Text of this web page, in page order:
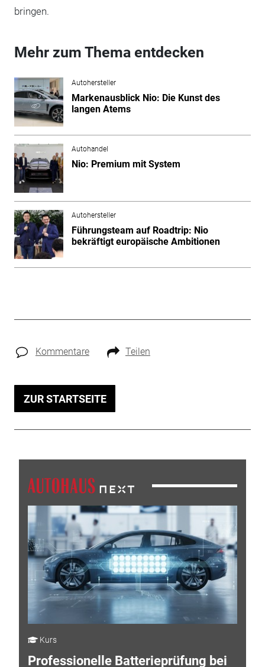
bringen.
Mehr zum Thema entdecken
Autohersteller
Markenausblick Nio: Die Kunst des
langen Atems
Autohandel
Nio: Premium mit System
Autohersteller
Führungsteam auf Roadtrip: Nio
bekräftigt europäische Ambitionen
Kommentare Teilen
ZUR STARTSEITE
Kurs
Professionelle Batterieprüfung bei